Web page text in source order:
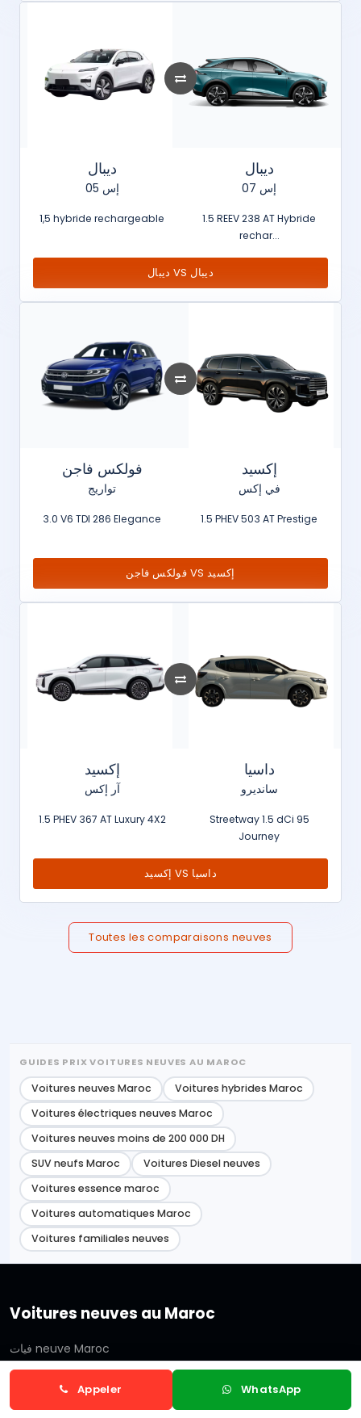
ديبال
إس 05
1,5 hybride rechargeable
ديبال
إس 07
1.5 REEV 238 AT Hybride
rechar...
ديبال VS ديبال
فولكس فاجن
تواريج
3.0 V6 TDI 286 Elegance
إكسيد
في إكس
1.5 PHEV 503 AT Prestige
فولكس فاجن VS إكسيد
إكسيد
آر إكس
1.5 PHEV 367 AT Luxury 4X2
داسيا
سانديرو
Streetway 1.5 dCi 95
Journey
إكسيد VS داسيا
Toutes les comparaisons neuves
Appeler WhatsApp
GUIDES PRIX VOITURES NEUVES AU MAROC
Voitures neuves Maroc
Voitures hybrides Maroc
Voitures électriques neuves Maroc
Voitures neuves moins de 200 000 DH
SUV neufs Maroc
Voitures Diesel neuves
Voitures essence maroc
Voitures automatiques Maroc
Voitures familiales neuves
Voitures neuves au Maroc
فيات neuve Maroc
شيفروليه neuve Maroc
فولكس فاجن neuve Maroc